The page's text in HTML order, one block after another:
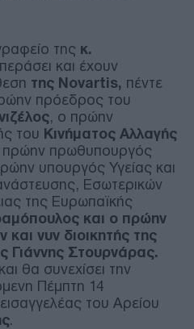
της κ.
και έχουν
της Novartis, πέντε
πρόεδρος του
, ο πρώην
του Κινήματος Αλλαγής
πρώην πρωθυπουργός
υπουργός Υγείας και
Εσωτερικών
της Ευρωπαϊκής
και ο πρώην
νυν διοικητής της
Γιάννης Στουρνάρας.
θα συνεχίσει την
Πέμπτη 14
του Αρείου
.